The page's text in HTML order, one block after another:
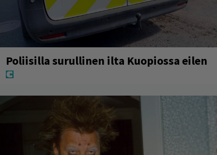
Poliisilla surullinen ilta Kuopiossa eilen